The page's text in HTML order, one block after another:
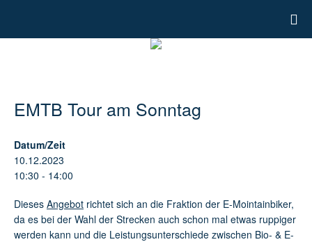
EMTB Tour am Sonntag
Datum/Zeit
10.12.2023
10:30 - 14:00
Dieses Angebot richtet sich an die Fraktion der E-Mointainbiker,
da es bei der Wahl der Strecken auch schon mal etwas ruppiger
werden kann und die Leistungsunterschiede zwischen Bio- & E-